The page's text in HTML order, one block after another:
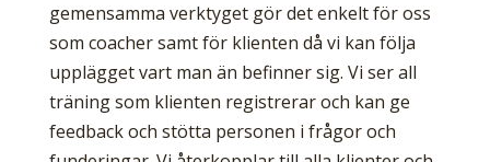
gemensamma verktyget gör det enkelt för oss
som coacher samt för klienten då vi kan följa
upplägget vart man än befinner sig. Vi ser all
träning som klienten registrerar och kan ge
feedback och stötta personen i frågor och